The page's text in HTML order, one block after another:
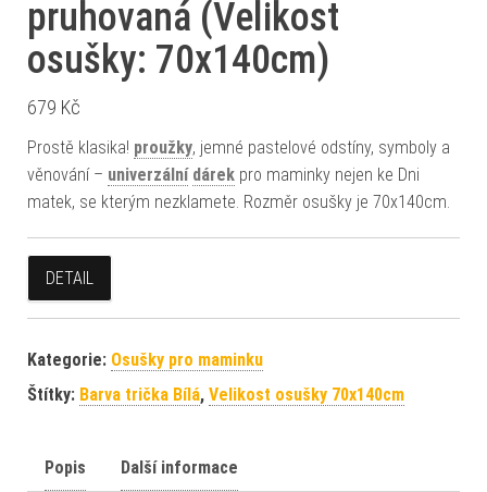
pruhovaná (Velikost
osušky: 70x140cm)
679 Kč
Prostě klasika! proužky, jemné pastelové odstíny, symboly a
věnování – univerzální dárek pro maminky nejen ke Dni
matek, se kterým nezklamete. Rozměr osušky je 70x140cm.
DETAIL
Kategorie: Osušky pro maminku
Štítky: Barva trička Bílá, Velikost osušky 70x140cm
Popis Další informace